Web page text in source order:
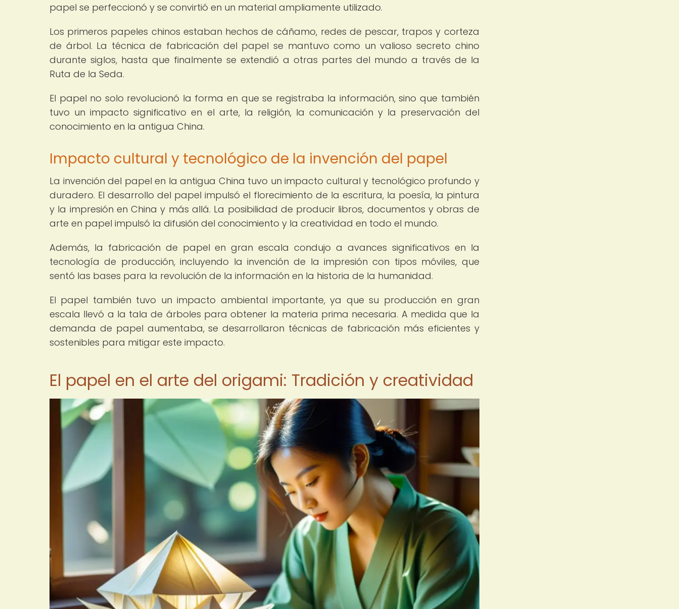
papel se perfeccionó y se convirtió en un material ampliamente utilizado.
Los primeros papeles chinos estaban hechos de cáñamo, redes de pescar, trapos y corteza
de árbol. La técnica de fabricación del papel se mantuvo como un valioso secreto chino
durante siglos, hasta que finalmente se extendió a otras partes del mundo a través de la
Ruta de la Seda.
El papel no solo revolucionó la forma en que se registraba la información, sino que también
tuvo un impacto significativo en el arte, la religión, la comunicación y la preservación del
conocimiento en la antigua China.
Impacto cultural y tecnológico de la invención del papel
La invención del papel en la antigua China tuvo un impacto cultural y tecnológico profundo y
duradero. El desarrollo del papel impulsó el florecimiento de la escritura, la poesía, la pintura
y la impresión en China y más allá. La posibilidad de producir libros, documentos y obras de
arte en papel impulsó la difusión del conocimiento y la creatividad en todo el mundo.
Además, la fabricación de papel en gran escala condujo a avances significativos en la
tecnología de producción, incluyendo la invención de la impresión con tipos móviles, que
sentó las bases para la revolución de la información en la historia de la humanidad.
El papel también tuvo un impacto ambiental importante, ya que su producción en gran
escala llevó a la tala de árboles para obtener la materia prima necesaria. A medida que la
demanda de papel aumentaba, se desarrollaron técnicas de fabricación más eficientes y
sostenibles para mitigar este impacto.
El papel en el arte del origami: Tradición y creatividad